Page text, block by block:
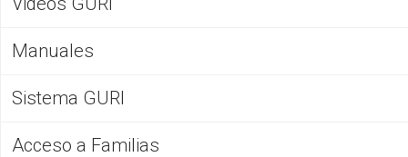
Manuales
Sistema GURI
Acceso a Familias